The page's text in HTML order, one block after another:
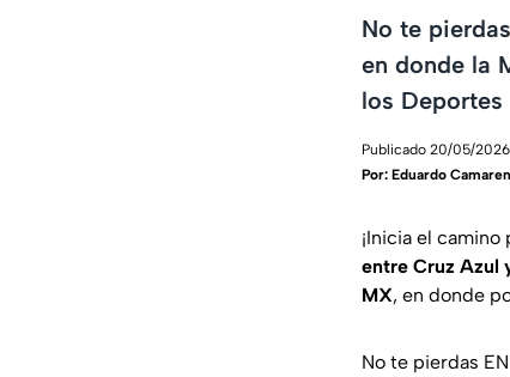
No te
en donde la
los Deportes
Publicado 20/05/2026
Por: Eduardo
¡Inicia el
entre Cruz Azul
MX, en donde
No te pierdas